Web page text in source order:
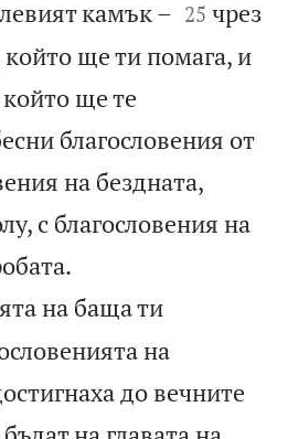
камък – 

25 чрез
ще ти помага, и
ще те
благословения от
на бездната,
с благословения на
на баща ти
на
до вечните